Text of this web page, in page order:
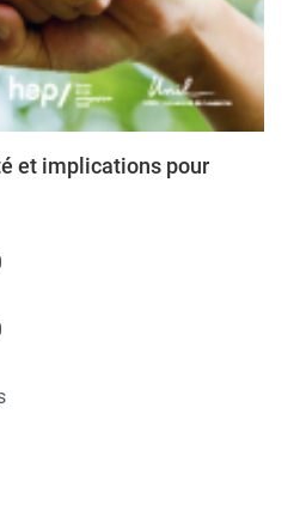
et implications pour